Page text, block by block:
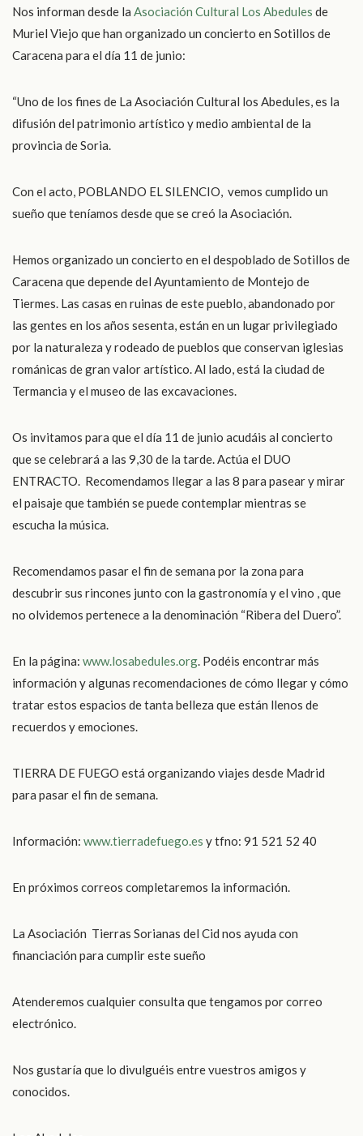
Nos informan desde la Asociación Cultural Los Abedules de
Muriel Viejo que han organizado un concierto en Sotillos de
Caracena para el día 11 de junio:
“Uno de los fines de La Asociación Cultural los Abedules, es la
difusión del patrimonio artístico y medio ambiental de la
provincia de Soria.
Con el acto, POBLANDO EL SILENCIO, vemos cumplido un
sueño que teníamos desde que se creó la Asociación.
Hemos organizado un concierto en el despoblado de Sotillos de
Caracena que depende del Ayuntamiento de Montejo de
Tiermes. Las casas en ruinas de este pueblo, abandonado por
las gentes en los años sesenta, están en un lugar privilegiado
por la naturaleza y rodeado de pueblos que conservan iglesias
románicas de gran valor artístico. Al lado, está la ciudad de
Termancia y el museo de las excavaciones.
Os invitamos para que el día 11 de junio acudáis al concierto
que se celebrará a las 9,30 de la tarde. Actúa el DUO
ENTRACTO. Recomendamos llegar a las 8 para pasear y mirar
el paisaje que también se puede contemplar mientras se
escucha la música.
Recomendamos pasar el fin de semana por la zona para
descubrir sus rincones junto con la gastronomía y el vino , que
no olvidemos pertenece a la denominación “Ribera del Duero”.
En la página: www.losabedules.org. Podéis encontrar más
información y algunas recomendaciones de cómo llegar y cómo
tratar estos espacios de tanta belleza que están llenos de
recuerdos y emociones.
TIERRA DE FUEGO está organizando viajes desde Madrid
para pasar el fin de semana.
Información: www.tierradefuego.es y tfno: 91 521 52 40
En próximos correos completaremos la información.
La Asociación Tierras Sorianas del Cid nos ayuda con
financiación para cumplir este sueño
Atenderemos cualquier consulta que tengamos por correo
electrónico.
Nos gustaría que lo divulguéis entre vuestros amigos y
conocidos.